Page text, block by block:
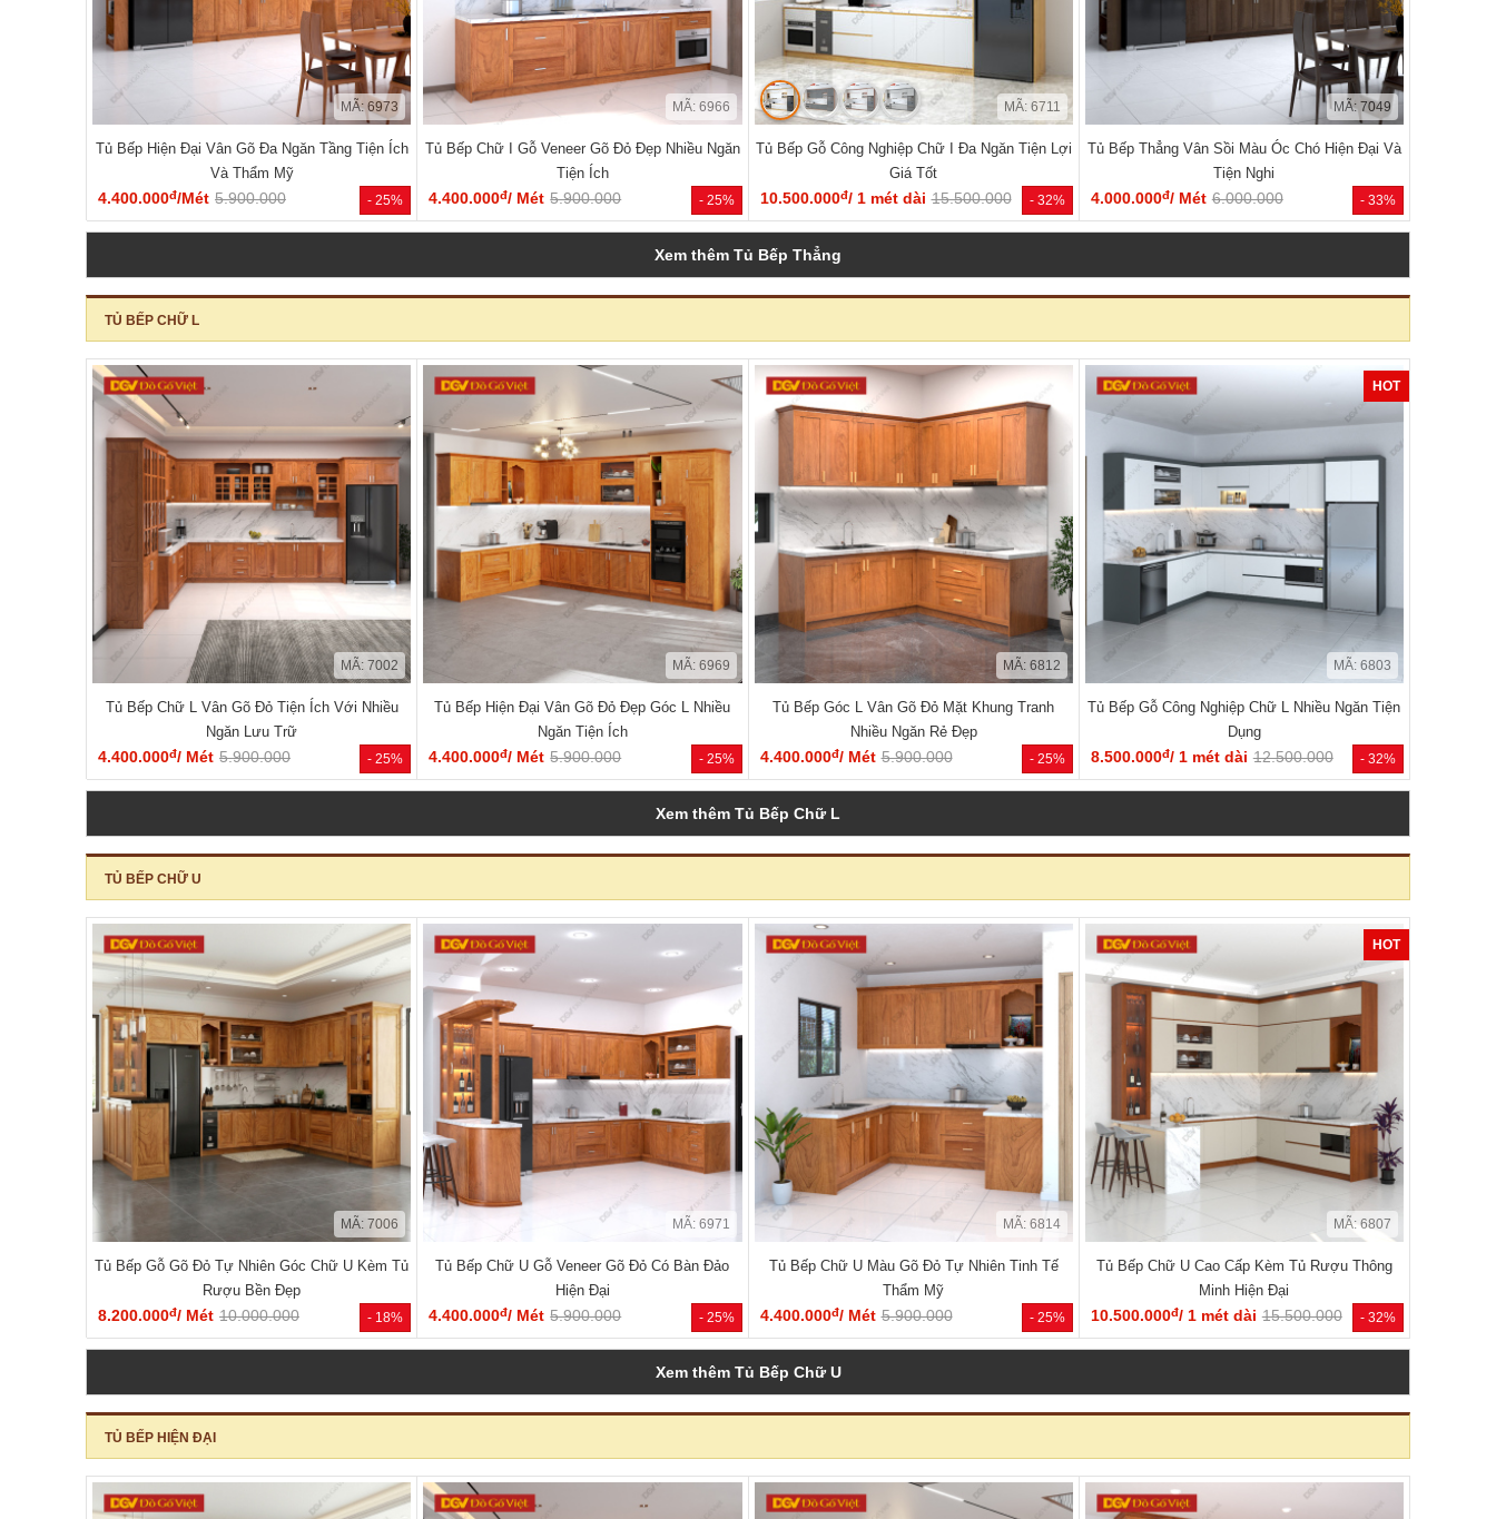
- 25%
MÃ: 6973
Tủ Bếp Hiện Đại Vân Gõ Đa Ngăn Tầng Tiện Ích
Và Thẩm Mỹ
4.400.000đ/Mét 5.900.000 - 25%
MÃ: 6966
Tủ Bếp Chữ I Gỗ Veneer Gõ Đỏ Đẹp Nhiều Ngăn
Tiện Ích
4.400.000đ/ Mét 5.900.000 - 32%
MÃ: 6711
Tủ Bếp Gỗ Công Nghiệp Chữ I Đa Ngăn Tiện Lợi
Giá Tốt
10.500.000đ/ 1 mét dài 15.500.000 - 33%
MÃ: 7049
Tủ Bếp Thẳng Vân Sồi Màu Óc Chó Hiện Đại Và
Tiện Nghi
4.000.000đ/ Mét 6.000.000
Xem thêm Tủ Bếp Thẳng
TỦ BẾP CHỮ L
- 25%
MÃ: 7002
Tủ Bếp Chữ L Vân Gõ Đỏ Tiện Ích Với Nhiều
Ngăn Lưu Trữ
4.400.000đ/ Mét 5.900.000 - 25%
MÃ: 6969
Tủ Bếp Hiện Đại Vân Gõ Đỏ Đẹp Góc L Nhiều
Ngăn Tiện Ích
4.400.000đ/ Mét 5.900.000 - 25%
MÃ: 6812
Tủ Bếp Góc L Vân Gõ Đỏ Mặt Khung Tranh
Nhiều Ngăn Rẻ Đẹp
4.400.000đ/ Mét 5.900.000 - 32%
HOT
MÃ: 6803
Tủ Bếp Gỗ Công Nghiệp Chữ L Nhiều Ngăn Tiện
Dụng
8.500.000đ/ 1 mét dài 12.500.000
Xem thêm Tủ Bếp Chữ L
TỦ BẾP CHỮ U
- 18%
MÃ: 7006
Tủ Bếp Gỗ Gõ Đỏ Tự Nhiên Góc Chữ U Kèm Tủ
Rượu Bền Đẹp
8.200.000đ/ Mét 10.000.000 - 25%
MÃ: 6971
Tủ Bếp Chữ U Gỗ Veneer Gõ Đỏ Có Bàn Đảo
Hiện Đại
4.400.000đ/ Mét 5.900.000 - 25%
MÃ: 6814
Tủ Bếp Chữ U Màu Gõ Đỏ Tự Nhiên Tinh Tế
Thẩm Mỹ
4.400.000đ/ Mét 5.900.000 - 32%
HOT
MÃ: 6807
Tủ Bếp Chữ U Cao Cấp Kèm Tủ Rượu Thông
Minh Hiện Đại
10.500.000đ/ 1 mét dài 15.500.000
Xem thêm Tủ Bếp Chữ U
TỦ BẾP HIỆN ĐẠI